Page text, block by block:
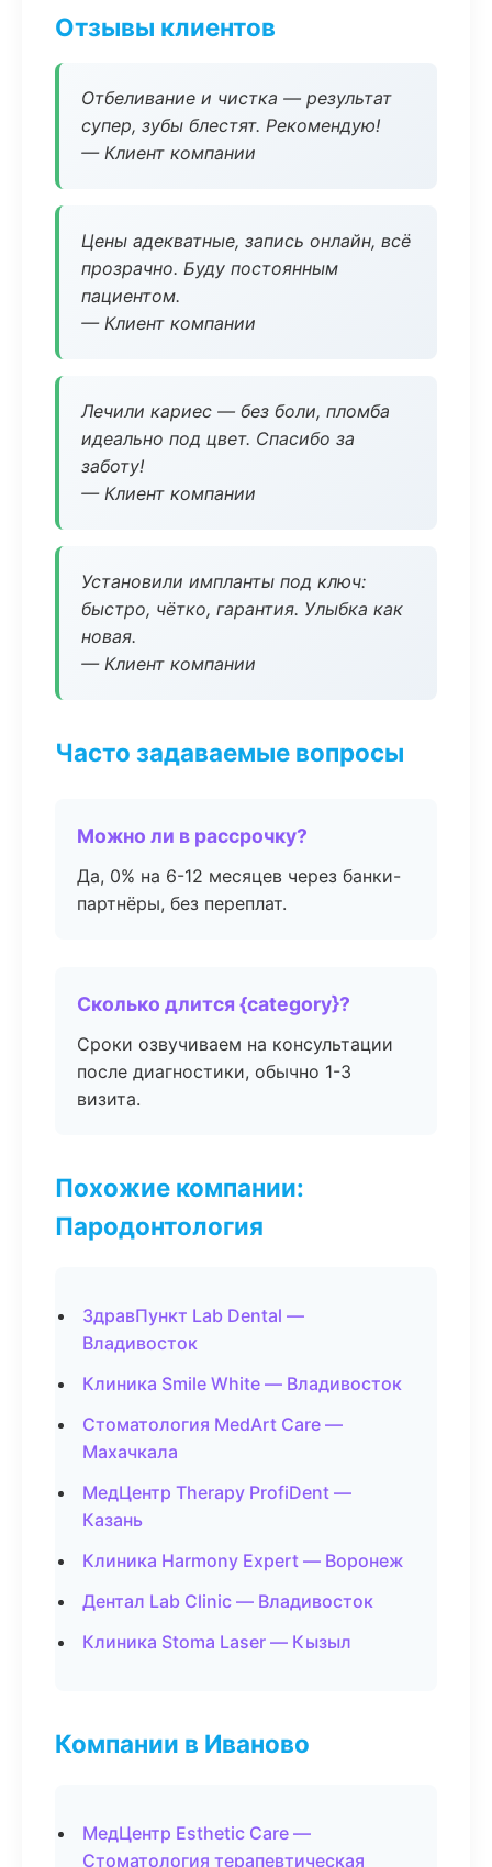
Отзывы клиентов
Отбеливание и чистка — результат
супер, зубы блестят. Рекомендую!
— Клиент компании
Цены адекватные, запись онлайн, всё
прозрачно. Буду постоянным
пациентом.
— Клиент компании
Лечили кариес — без боли, пломба
идеально под цвет. Спасибо за
заботу!
— Клиент компании
Установили импланты под ключ:
быстро, чётко, гарантия. Улыбка как
новая.
— Клиент компании
Часто задаваемые вопросы
Можно ли в рассрочку?
Да, 0% на 6-12 месяцев через банки-
партнёры, без переплат.
Сколько длится {category}?
Сроки озвучиваем на консультации
после диагностики, обычно 1-3
визита.
Похожие компании:
Пародонтология
ЗдравПункт Lab Dental —
Владивосток
Клиника Smile White — Владивосток
Стоматология MedArt Care —
Махачкала
МедЦентр Therapy ProfiDent —
Казань
Клиника Harmony Expert — Воронеж
Дентал Lab Clinic — Владивосток
Клиника Stoma Laser — Кызыл
Компании в Иваново
МедЦентр Esthetic Care —
Стоматология терапевтическая